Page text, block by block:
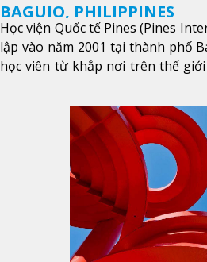
BAGUIO, PHILIPPINES
Học viện Quốc tế Pines (Pines
lập vào năm 2001 tại thành phố
học viên từ khắp nơi trên thế